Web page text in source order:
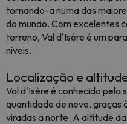
tornando-a numa das
do mundo. Com excelentes
terreno, Val d'Isère é um
níveis.
Localização e
Val d'Isère é conhecido pela
quantidade de neve, graças
viradas a norte. A altitude